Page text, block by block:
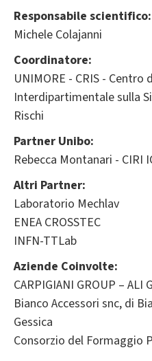
Responsabile scientifico:
Michele Colajanni
Coordinatore:
UNIMORE - CRIS - Centro
Interdipartimentale sulla
Rischi
Partner Unibo:
Rebecca Montanari - CIRI
Altri Partner:
Laboratorio Mechlav
ENEA CROSSTEC
INFN-TTLab
Aziende Coinvolte:
CARPIGIANI GROUP – ALI
Bianco Accessori snc, di
Gessica
Consorzio del Formaggio